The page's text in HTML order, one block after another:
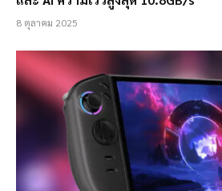
8 ตุลาคม 2025